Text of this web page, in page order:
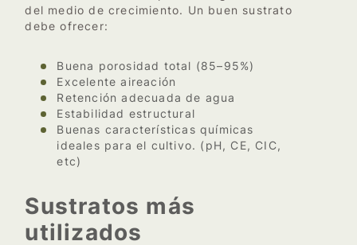
del medio de crecimiento. Un buen sustrato
debe ofrecer:
Buena porosidad total (85–95%)
Excelente aireación
Retención adecuada de agua
Estabilidad estructural
Buenas características químicas
ideales para el cultivo. (pH, CE, CIC,
etc)
Sustratos más
utilizados